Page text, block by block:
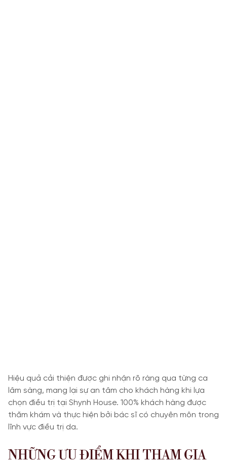
Hiệu quả cải thiện được ghi nhận rõ ràng qua từng ca
lâm sàng, mang lại sự an tâm cho khách hàng khi lựa
chọn điều trị tại Shynh House. 100% khách hàng được
thăm khám và thực hiện bởi bác sĩ có chuyên môn trong
lĩnh vực điều trị da.
NHỮNG ƯU ĐIỂM KHI THAM GIA